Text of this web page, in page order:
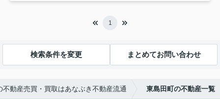
1
検索条件を変更 まとめてお問い合わせ
動産売買・買取はあなぶき不動産流通 東島田町の不動産一覧